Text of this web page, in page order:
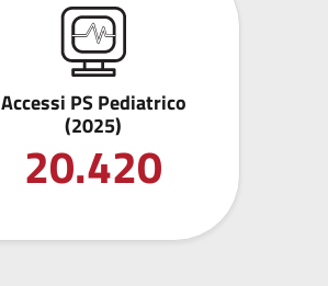
Accessi PS Pediatrico
(2025)
20.420